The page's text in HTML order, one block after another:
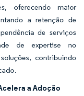
oferecendo maior
a retenção de
de serviços
de expertise no
contribuindo
a Adoção